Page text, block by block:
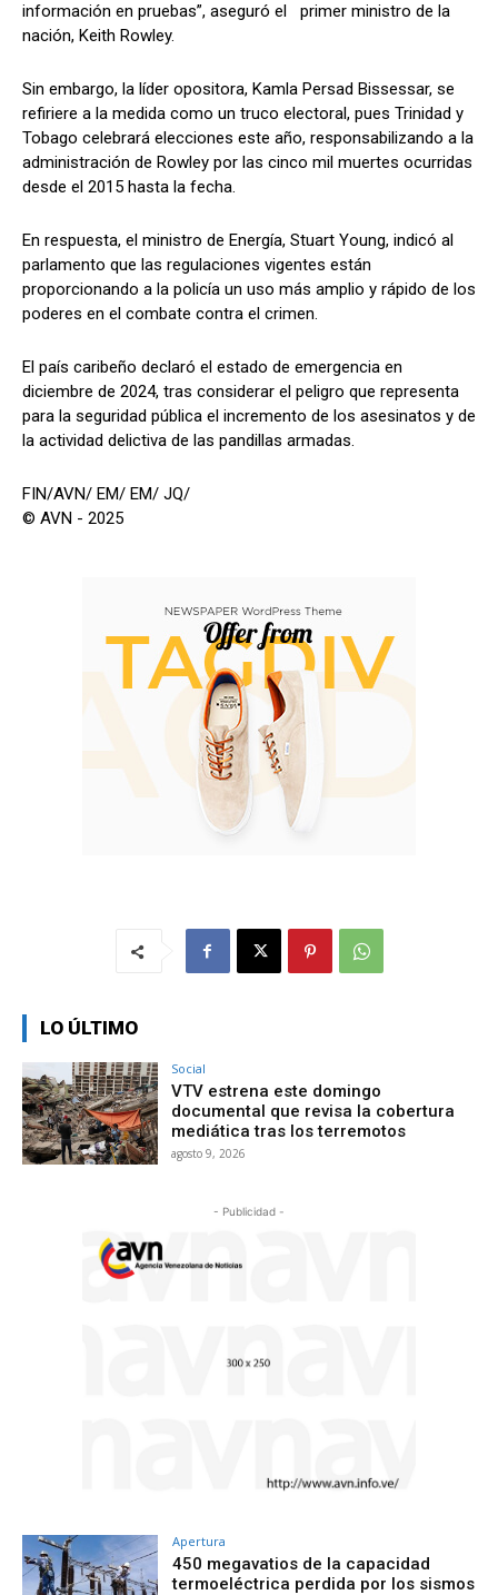
información en pruebas”, aseguró el primer ministro de la
nación, Keith Rowley.
Sin embargo, la líder opositora, Kamla Persad Bissessar, se
refiriere a la medida como un truco electoral, pues Trinidad y
Tobago celebrará elecciones este año, responsabilizando a la
administración de Rowley por las cinco mil muertes ocurridas
desde el 2015 hasta la fecha.
En respuesta, el ministro de Energía, Stuart Young, indicó al
parlamento que las regulaciones vigentes están
proporcionando a la policía un uso más amplio y rápido de los
poderes en el combate contra el crimen.
El país caribeño declaró el estado de emergencia en
diciembre de 2024, tras considerar el peligro que representa
para la seguridad pública el incremento de los asesinatos y de
la actividad delictiva de las pandillas armadas.
FIN/AVN/ EM/ EM/ JQ/
© AVN - 2025
LO ÚLTIMO
Social
VTV estrena este domingo
documental que revisa la cobertura
mediática tras los terremotos
agosto 9, 2026
- Publicidad -
Apertura
450 megavatios de la capacidad
termoeléctrica perdida por los sismos